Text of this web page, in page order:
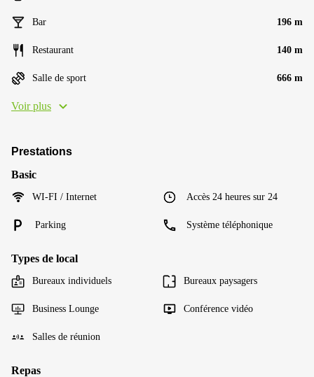
Bar 196 m
Restaurant 140 m
Salle de sport 666 m
Voir plus
Prestations
Basic
WI-FI / Internet Accès 24 heures sur 24
Parking Système téléphonique
Types de local
Bureaux individuels Bureaux paysagers
Business Lounge Conférence vidéo
Salles de réunion
Repas